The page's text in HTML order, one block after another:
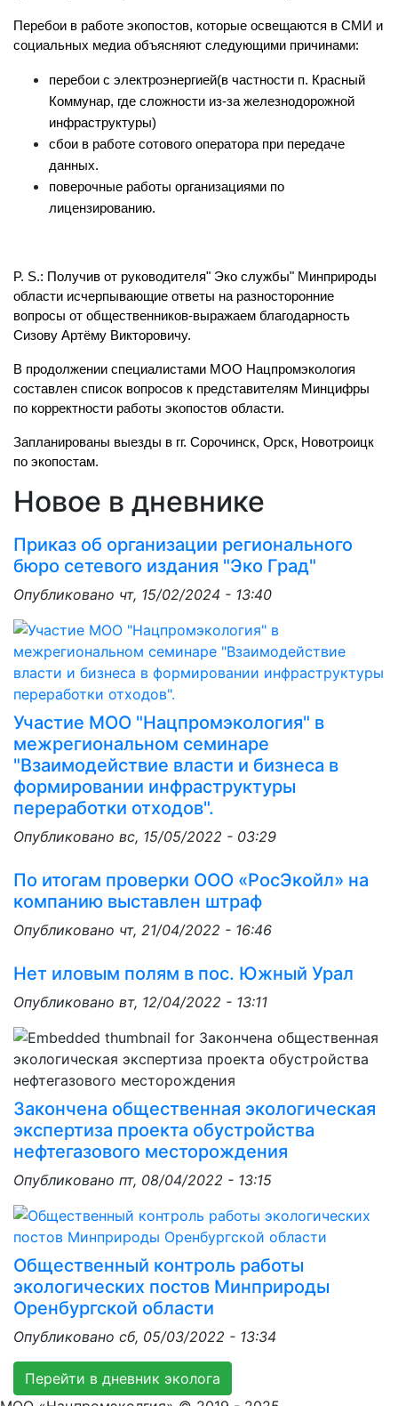
Перебои в работе экопостов, которые освещаются в СМИ и
социальных медиа объясняют следующими причинами:
перебои с электроэнергией(в частности п. Красный
Коммунар, где сложности из-за железнодорожной
инфраструктуры)
сбои в работе сотового оператора при передаче
данных.
поверочные работы организациями по
лицензированию.
P. S.: Получив от руководителя" Эко службы" Минприроды
области исчерпывающие ответы на разносторонние
вопросы от общественников-выражаем благодарность
Сизову Артёму Викторовичу.
В продолжении специалистами МОО Нацпромэкология
составлен список вопросов к представителям Минцифры
по корректности работы экопостов области.
Запланированы выезды в гг. Сорочинск, Орск, Новотроицк
по экопостам.
Новое в дневнике
Приказ об организации регионального
бюро сетевого издания "Эко Град"
Опубликовано чт, 15/02/2024 - 13:40
Участие МОО "Нацпромэкология" в
межрегиональном семинаре
"Взаимодействие власти и бизнеса в
формировании инфраструктуры
переработки отходов".
Опубликовано вс, 15/05/2022 - 03:29
По итогам проверки ООО «РосЭкойл» на
компанию выставлен штраф
Опубликовано чт, 21/04/2022 - 16:46
Нет иловым полям в пос. Южный Урал
Опубликовано вт, 12/04/2022 - 13:11
Закончена общественная экологическая
экспертиза проекта обустройства
нефтегазового месторождения
Опубликовано пт, 08/04/2022 - 13:15
Общественный контроль работы
экологических постов Минприроды
Оренбургской области
Опубликовано сб, 05/03/2022 - 13:34
Перейти в дневник эколога